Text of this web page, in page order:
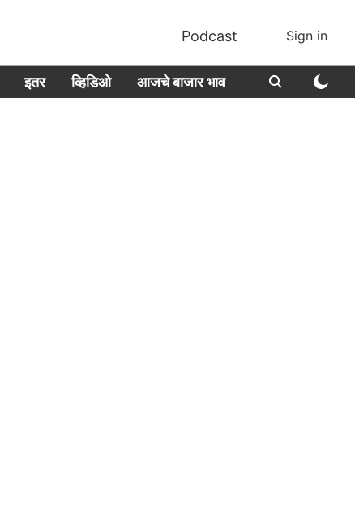
Podcast Sign in
इतर व्हिडिओ आजचे बाजार भाव